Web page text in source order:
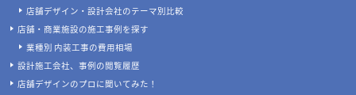
店舗デザイン・設計会社のテーマ別比較
店舗・商業施設の施工事例を探す
業種別 内装工事の費用相場
設計施工会社、事例の閲覧履歴
店舗デザインのプロに聞いてみた！